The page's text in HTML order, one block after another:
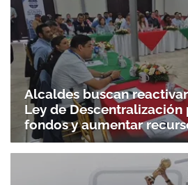
Alcaldes buscan
Ley de Descentralización
fondos y aumentar